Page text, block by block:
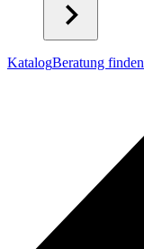
KatalogBeratung finden